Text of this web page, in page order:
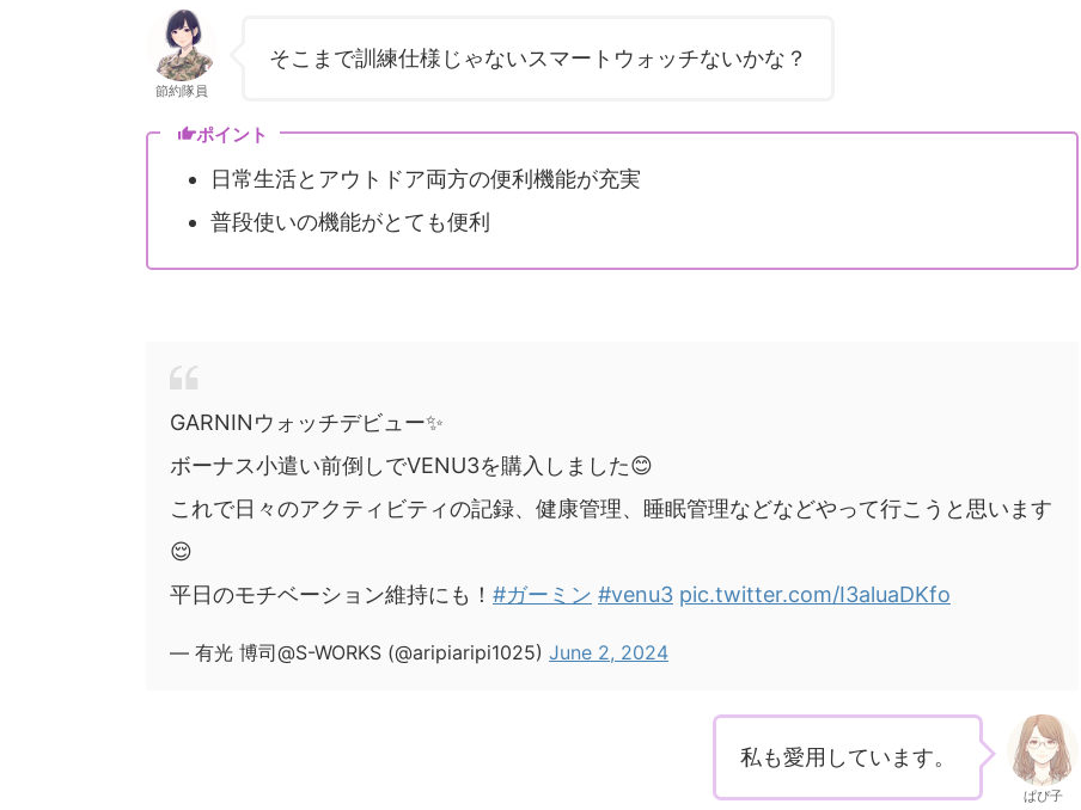
節約隊員
そこまで訓練仕様じゃないスマートウォッチないかな？
ポイント
日常生活とアウトドア両方の便利機能が充実
普段使いの機能がとても便利
GARNINウォッチデビュー✨
ボーナス小遣い前倒しでVENU3を購入しました😊
これで日々のアクティビティの記録、健康管理、睡眠管理などなどやって行こうと思います
😌
平日のモチベーション維持にも！ #ガーミン #venu3 pic.twitter.com/I3aluaDKfo
— 有光 博司@S-WORKS (@aripiaripi1025) June 2, 2024
私も愛用しています。
ぱぴ子